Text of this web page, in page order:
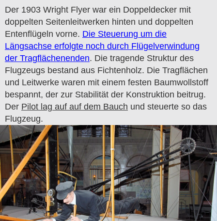
Der 1903 Wright Flyer war ein Doppeldecker mit
doppelten Seitenleitwerken hinten und doppelten
Entenflügeln vorne. Die Steuerung um die
Längsachse erfolgte noch durch Flügelverwindung
der Tragflächenenden. Die tragende Struktur des
Flugzeugs bestand aus Fichtenholz. Die Tragflächen
und Leitwerke waren mit einem festen Baumwollstoff
bespannt, der zur Stabilität der Konstruktion beitrug.
Der Pilot lag auf auf dem Bauch und steuerte so das
Flugzeug.